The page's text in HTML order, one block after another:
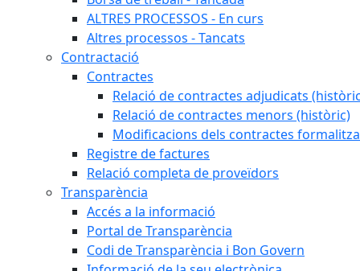
ALTRES PROCESSOS - En curs
Altres processos - Tancats
Contractació
Contractes
Relació de contractes adjudicats
Relació de contractes menors (històric)
Modificacions dels contractes
Registre de factures
Relació completa de proveïdors
Transparència
Accés a la informació
Portal de Transparència
Codi de Transparència i Bon Govern